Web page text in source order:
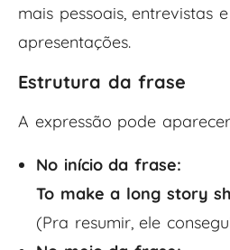
mais pessoais, entrevistas
apresentações.
Estrutura da frase
A expressão pode
No início da frase:
To make a long story
(Pra resumir, ele